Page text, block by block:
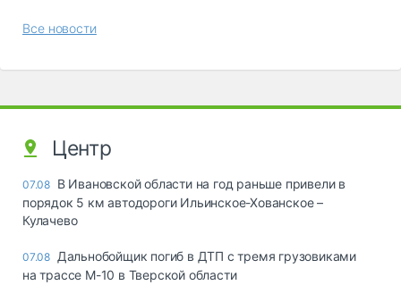
Все новости
Центр
07.08 В Ивановской области на год раньше привели в
порядок 5 км автодороги Ильинское-Хованское –
Кулачево
07.08 Дальнобойщик погиб в ДТП с тремя грузовиками
на трассе М-10 в Тверской области